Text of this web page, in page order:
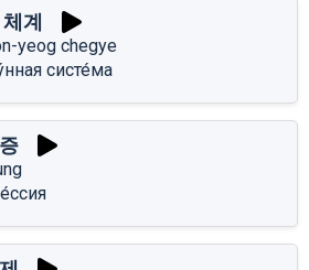
계
yeog chegye
систе́ма